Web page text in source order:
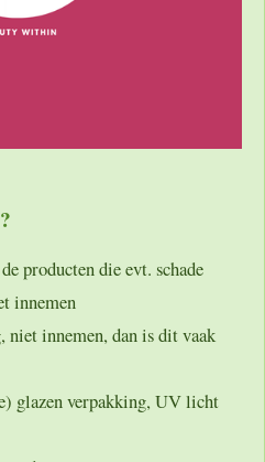
producten die evt. schade
innemen
niet innemen, dan is dit vaak
glazen verpakking, UV licht